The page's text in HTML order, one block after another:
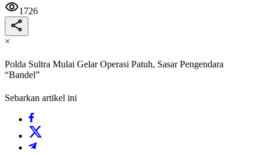
1726
×
Polda Sultra Mulai Gelar Operasi Patuh, Sasar Pengendara
“Bandel”
Sebarkan artikel ini